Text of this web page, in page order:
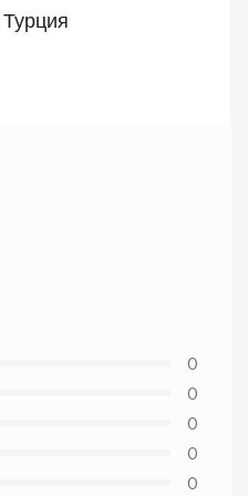
Турция
0
0
0
0
0